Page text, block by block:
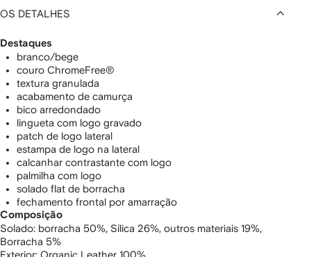
OS DETALHES
Destaques
branco/bege
couro ChromeFree®
textura granulada
acabamento de camurça
bico arredondado
lingueta com logo gravado
patch de logo lateral
estampa de logo na lateral
calcanhar contrastante com logo
palmilha com logo
solado flat de borracha
fechamento frontal por amarração
Composição
Solado: borracha 50%, Sílica 26%, outros materiais 19%,
Borracha 5%
Exterior: Organic Leather 100%